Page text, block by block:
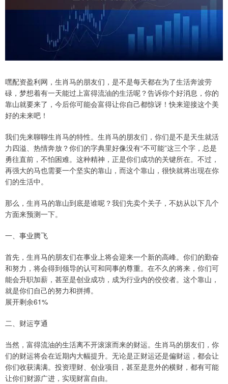
嘿配资盈利网，生肖马的朋友们，是不是每天都在为了生活奔波劳
碌，梦想着有一天能过上富得流油的生活呢？告诉你个好消息，你的
靠山就要来了，今后你可能会富得让你自己都惊讶！快来迎接这个美
好的未来吧！
我们先来聊聊生肖马的特性。生肖马的朋友们，你们是不是天生就活
力四溢、热情奔放？你们的字典里好像没有“不可能”这三个字，总是
勇往直前，不怕困难。这种精神，正是你们成功的关键所在。不过，
再强大的马也需要一个坚实的靠山，而这个靠山，很快就将出现在你
们的生活中。
那么，生肖马的靠山到底是谁呢？我们先卖个关子，不妨从以下几个
方面来预测一下。
一、事业腾飞
首先，生肖马的朋友们在事业上将会迎来一个新的高峰。你们的勤奋
和努力，将会得到领导的认可和同事的尊重。在不久的将来，你们可
能会升职加薪，甚至是创业成功，成为行业内的佼佼者。这个靠山，
就是你们自己的努力和拼搏。
展开剩余61%
二、财运亨通
当然，富得流油的生活离不开滚滚而来的财运。生肖马的朋友们，你
们的财运将会在近期内大幅提升。无论是正财运还是偏财运，都会让
你们收获满满。投资理财、创业项目，甚至是意外的横财，都有可能
让你们财源广进，实现财富自由。